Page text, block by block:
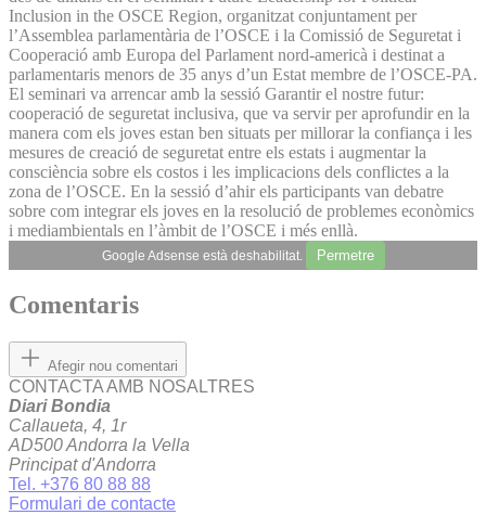
Inclusion in the OSCE Region, organitzat conjuntament per
l’Assemblea parlamentària de l’OSCE i la Comissió de Seguretat i
Cooperació amb Europa del Parlament nord-americà i destinat a
parlamentaris menors de 35 anys d’un Estat membre de l’OSCE-PA.
El seminari va arrencar amb la sessió Garantir el nostre futur:
cooperació de seguretat inclusiva, que va servir per aprofundir en la
manera com els joves estan ben situats per millorar la confiança i les
mesures de creació de seguretat entre els estats i augmentar la
consciència sobre els costos i les implicacions dels conflictes a la
zona de l’OSCE. En la sessió d’ahir els participants van debatre
sobre com integrar els joves en la resolució de problemes econòmics
i mediambientals en l’àmbit de l’OSCE i més enllà.
Google Adsense està deshabilitat. Permetre
Comentaris
Afegir nou comentari
CONTACTA AMB NOSALTRES
Diari Bondia
Callaueta, 4, 1r
AD500 Andorra la Vella
Principat d'Andorra
Tel. +376 80 88 88
Formulari de contacte